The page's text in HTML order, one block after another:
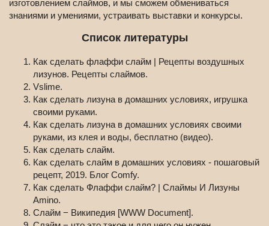
изготовлением слаймов, и мы сможем обмениваться
знаниями и умениями, устраивать выставки и конкурсы.
Список литературы
Как сделать флаффи слайм | Рецепты воздушных
лизунов. Рецепты слаймов.
Vslime.
Как сделать лизуна в домашних условиях, игрушка
своими руками.
Как сделать лизуна в домашних условиях своими
руками, из клея и воды, бесплатно (видео).
Как сделать слайм.
Как сделать слайм в домашних условиях - пошаговый
рецепт, 2019. Блог Comfy.
Как сделать Флаффи слайм? | Слаймы И Лизуны
Amino.
Слайм − Википедия [WWW Document].